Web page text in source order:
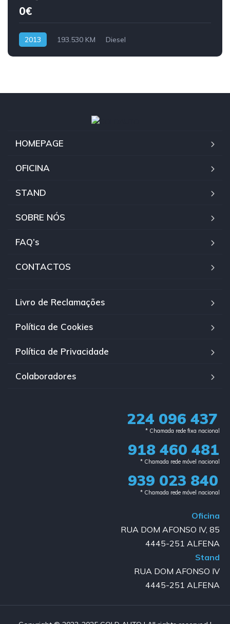
0€
2013 193.530 KM Diesel
HOMEPAGE
OFICINA
STAND
SOBRE NÓS
FAQ’s
CONTACTOS
Livro de Reclamações
Política de Cookies
Política de Privacidade
Colaboradores
224 096 437
* Chamada rede fixa nacional​
918 460 481
* Chamada rede móvel nacional
939 023 840​
* Chamada rede móvel nacional
Oficina
RUA DOM AFONSO IV, 85
4445-251 ALFENA
Stand
RUA DOM AFONSO IV
4445-251 ALFENA